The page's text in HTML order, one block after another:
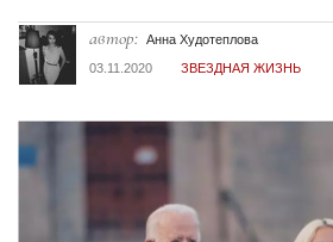
автор: Анна Худотеплова
03.11.2020
ЗВЕЗДНАЯ ЖИЗНЬ